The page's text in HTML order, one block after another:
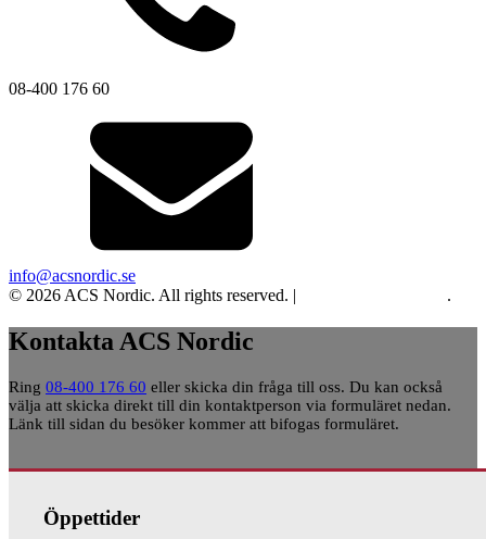
08-400 176 60
info@acsnordic.se
© 2026 ACS Nordic. All rights reserved. |
.
Kontakta ACS Nordic
Ring 08-400 176 60 eller skicka din fråga till oss. Du kan också
välja att skicka direkt till din kontaktperson via formuläret nedan.
Länk till sidan du besöker kommer att bifogas formuläret.
Öppettider